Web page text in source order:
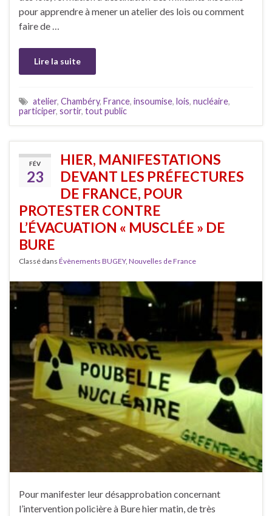
pour apprendre à mener un atelier des lois ou comment
faire de …
Lire la suite
atelier, Chambéry, France, insoumise, lois, nucléaire,
participer, sortir, tout public
FÉV
23
HIER, MANIFESTATIONS
DEVANT LES PRÉFECTURES
DE FRANCE, POUR
PROTESTER CONTRE
L’ÉVACUATION « MUSCLÉE » DE
BURE
Classé dans Évènements BUGEY, Nouvelles de France
Pour manifester leur désapprobation concernant
l’intervention policière à Bure hier matin, de très